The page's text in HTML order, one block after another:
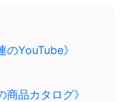
のYouTube》
商品カタログ》